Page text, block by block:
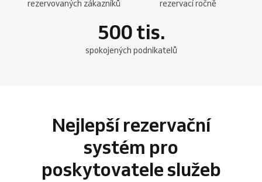
rezervovaných zákazníků rezervací ročně
500tis.
spokojených podnikatelů
Nejlepší rezervační
systém pro
poskytovatele služeb